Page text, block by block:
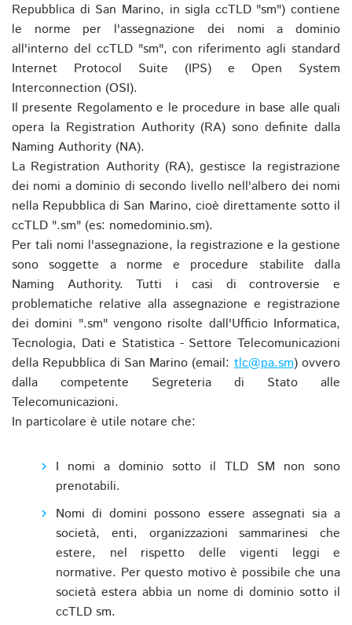
Repubblica di San Marino, in sigla ccTLD "sm") contiene
le norme per l'assegnazione dei nomi a dominio
all'interno del ccTLD "sm", con riferimento agli standard
Internet Protocol Suite (IPS) e Open System
Interconnection (OSI).
Il presente Regolamento e le procedure in base alle quali
opera la Registration Authority (RA) sono definite dalla
Naming Authority (NA).
La Registration Authority (RA), gestisce la registrazione
dei nomi a dominio di secondo livello nell'albero dei nomi
nella Repubblica di San Marino, cioè direttamente sotto il
ccTLD ".sm" (es: nomedominio.sm).
Per tali nomi l'assegnazione, la registrazione e la gestione
sono soggette a norme e procedure stabilite dalla
Naming Authority. Tutti i casi di controversie e
problematiche relative alla assegnazione e registrazione
dei domini ".sm" vengono risolte dall'Ufficio Informatica,
Tecnologia, Dati e Statistica - Settore Telecomunicazioni
della Repubblica di San Marino (email:tlc@pa.sm) ovvero
dalla competente Segreteria di Stato alle
Telecomunicazioni.
In particolare è utile notare che:
I nomi a dominio sotto il TLD SM non sono
prenotabili.
Nomi di domini possono essere assegnati sia a
società, enti, organizzazioni sammarinesi che
estere, nel rispetto delle vigenti leggi e
normative. Per questo motivo è possibile che una
società estera abbia un nome di dominio sotto il
ccTLD sm.